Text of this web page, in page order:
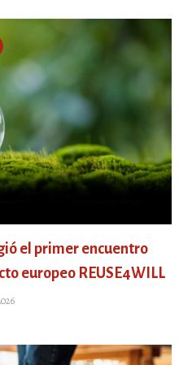
el primer encuentro
europeo REUSE4WILL